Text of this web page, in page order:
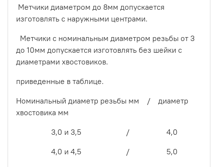
Метчики диаметром до 8мм допускается
изготовлять с наружными центрами.
Метчики с номинальным диаметром резьбы от 3
до 10мм допускается изготовлять без шейки с
диаметрами хвостовиков.
приведенные в таблице.
Номинальный диаметр резьбы мм / диаметр
хвостовика мм
3,0 и 3,5 / 4,0
4,0 и 4,5 / 5,0